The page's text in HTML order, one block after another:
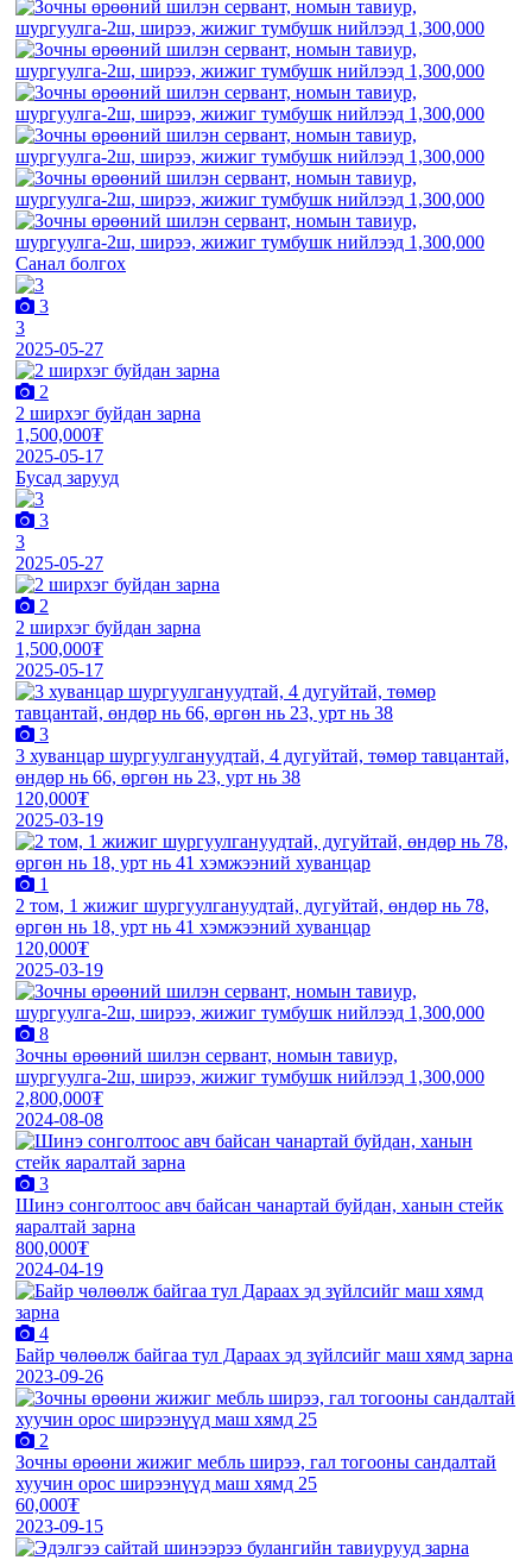
Санал болгох
3
3
2025-05-27
2
2 ширхэг буйдан зарна
1,500,000₮
2025-05-17
Бусад зарууд
3
3
2025-05-27
2
2 ширхэг буйдан зарна
1,500,000₮
2025-05-17
3
3 хуванцар шургуулгануудтай, 4 дугуйтай, төмөр тавцантай,
өндөр нь 66, өргөн нь 23, урт нь 38
120,000₮
2025-03-19
1
2 том, 1 жижиг шургуулгануудтай, дугуйтай, өндөр нь 78,
өргөн нь 18, урт нь 41 хэмжээний хуванцар
120,000₮
2025-03-19
8
Зочны өрөөний шилэн сервант, номын тавиур,
шургуулга-2ш, ширээ, жижиг тумбушк нийлээд 1,300,000
2,800,000₮
2024-08-08
3
Шинэ сонголтоос авч байсан чанартай буйдан, ханын стейк
яаралтай зарна
800,000₮
2024-04-19
4
Байр чөлөөлж байгаа тул Дараах эд зүйлсийг маш хямд зарна
2023-09-26
2
Зочны өрөөни жижиг мебль ширээ, гал тогооны сандалтай
хуучин орос ширээнүүд маш хямд 25
60,000₮
2023-09-15